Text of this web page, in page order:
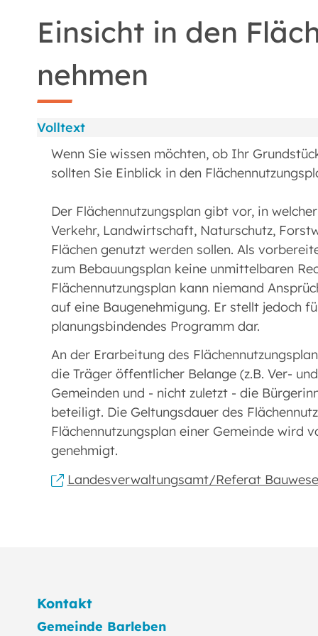
Einsicht in den
nehmen
Volltext
Wenn Sie wissen möchten, ob Ihr
sollten Sie Einblick in den
Der Flächennutzungsplan gibt vor, in
Verkehr, Landwirtschaft, Naturschutz,
Flächen genutzt werden sollen. Als
zum Bebauungsplan keine unmittelbaren
Flächennutzungsplan kann niemand
auf eine Baugenehmigung. Er stellt jedoch
planungsbindendes Programm dar.
An der Erarbeitung des
die Träger öffentlicher Belange (z.B. Ver-
Gemeinden und - nicht zuletzt - die
beteiligt. Die Geltungsdauer des
Flächennutzungsplan einer Gemeinde wird
genehmigt.
Landesverwaltungsamt/Referat
Kontakt
Gemeinde Barleben